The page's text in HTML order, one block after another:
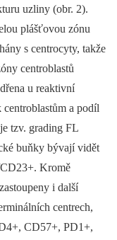
uzliny (obr. 2).
plášťovou zónu
s centrocyty, takže
centroblastů
u reaktivní
a podíl
tzv. grading FL
buňky bývají vidět
Kromě
i další
centrech,
CD57+, PD1+,